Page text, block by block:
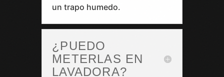
un trapo humedo.
¿PUEDO
METERLAS EN
LAVADORA?